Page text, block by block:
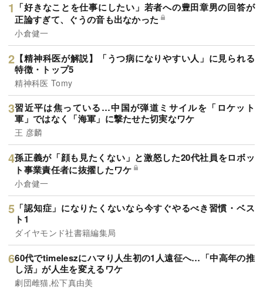
「好きなことを仕事にしたい」若者への豊田章男の回答が
正論すぎて、ぐうの音も出なかった
小倉健一
【精神科医が解説】「うつ病になりやすい人」に見られる
特徴・トップ5
精神科医 Tomy
習近平は焦っている…中国が弾道ミサイルを「ロケット
軍」ではなく「海軍」に撃たせた切実なワケ
王 彦麟
孫正義が「顔も見たくない」と激怒した20代社員をロボッ
ト事業責任者に抜擢したワケ
小倉健一
「認知症」になりたくないなら今すぐやるべき習慣・ベス
ト1
ダイヤモンド社書籍編集局
60代でtimeleszにハマり人生初の1人遠征へ…「中高年の推
し活」が人生を変えるワケ
劇団雌猫,松下真由美